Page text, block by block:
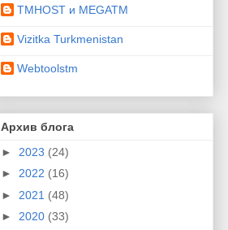
TMHOST и MEGATM
Vizitka Turkmenistan
Webtoolstm
Архив блога
► 2023 (24)
► 2022 (16)
► 2021 (48)
► 2020 (33)